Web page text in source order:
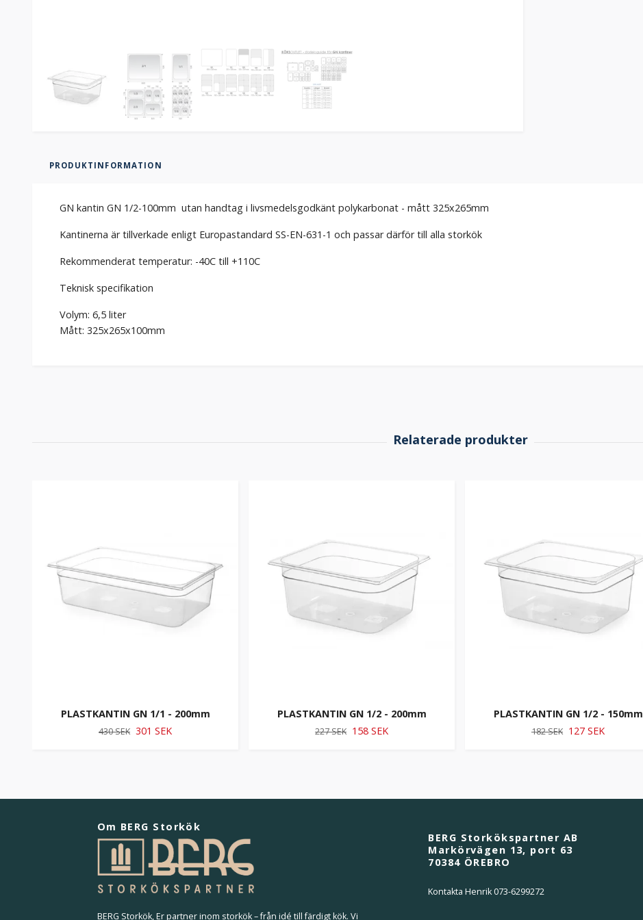
PRODUKTINFORMATION
GN kantin GN 1/2-100mm utan handtag i livsmedelsgodkänt polykarbonat - mått 325x265mm
Kantinerna är tillverkade enligt Europastandard SS-EN-631-1 och passar därför till alla storkök
Rekommenderat temperatur: -40C till +110C
Teknisk specifikation
Volym: 6,5 liter
Mått: 325x265x100mm
PLASTKANTIN GN 1/1 - 200mm
430 SEK 301 SEK
PLASTKANTIN GN 1/2 - 200mm
227 SEK 158 SEK
PLASTKANTIN GN 1/2 - 150mm
182 SEK 127 SEK
Om BERG Storkök
BERG Storkök, Er partner inom storkök – från idé till färdigt kök. Vi
BERG Storkökspartner AB
Markörvägen 13, port 63
70384 ÖREBRO
Kontakta Henrik 073-6299272